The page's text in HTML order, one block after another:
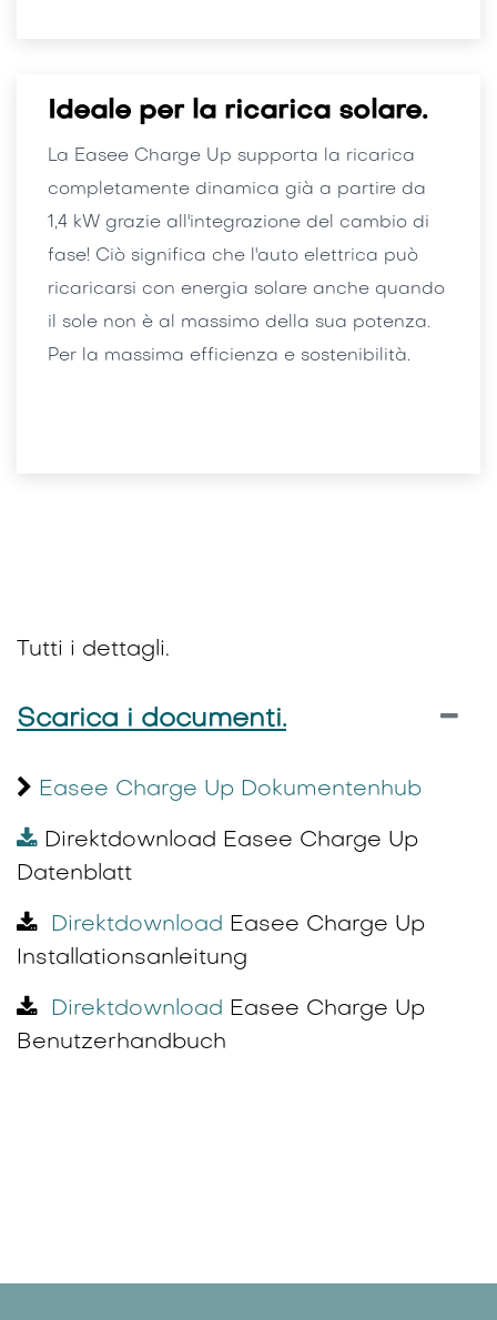
Ideale per la ricarica solare.
La Easee Charge Up supporta la ricarica
completamente dinamica già a partire da
1,4 kW grazie all'integrazione del cambio di
fase! Ciò significa che l'auto elettrica può
ricaricarsi con energia solare anche quando
il sole non è al massimo della sua potenza.
Per la massima efficienza e sostenibilità.
Tutti i dettagli.
Scarica i documenti.
Easee Charge Up Dokumentenhub
Direktdownload Easee Charge Up
Datenblatt
Direktdownload Easee Charge Up
Installationsanleitung
Direktdownload Easee Charge Up
Benutzerhandbuch